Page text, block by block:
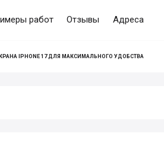
работ Отзывы Адреса
IPHONE 17 ДЛЯ МАКСИМАЛЬНОГО УДОБСТВА